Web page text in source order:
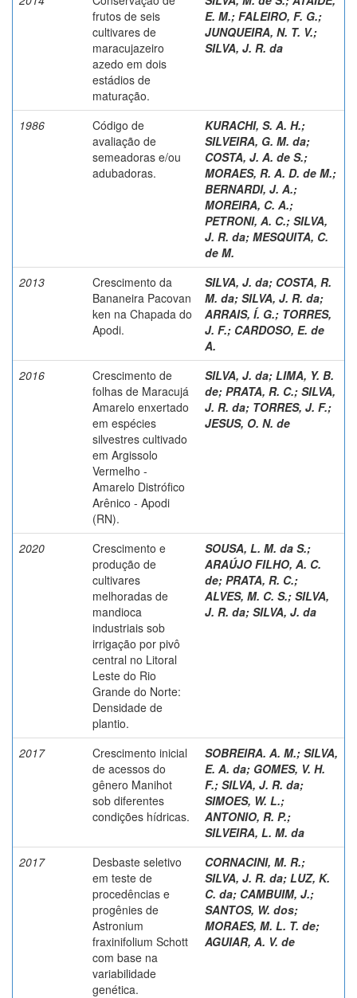
frutos de seis
cultivares de
maracujazeiro
azedo em dois
estádios de
maturação.
E. M.; FALEIRO, F. G.;
JUNQUEIRA, N. T. V.;
SILVA, J. R. da
1986
Código de
avaliação de
semeadoras e/ou
adubadoras.
KURACHI, S. A. H.;
SILVEIRA, G. M. da;
COSTA, J. A. de S.;
MORAES, R. A. D. de M.;
BERNARDI, J. A.;
MOREIRA, C. A.;
PETRONI, A. C.; SILVA,
J. R. da; MESQUITA, C.
de M.
2013
Crescimento da
Bananeira Pacovan
ken na Chapada do
Apodi.
SILVA, J. da; COSTA, R.
M. da; SILVA, J. R. da;
ARRAIS, Í. G.; TORRES,
J. F.; CARDOSO, E. de
A.
2016
Crescimento de
folhas de Maracujá
Amarelo enxertado
em espécies
silvestres cultivado
em Argissolo
Vermelho -
Amarelo Distrófico
Arênico - Apodi
(RN).
SILVA, J. da; LIMA, Y. B.
de; PRATA, R. C.; SILVA,
J. R. da; TORRES, J. F.;
JESUS, O. N. de
2020
Crescimento e
produção de
cultivares
melhoradas de
mandioca
industriais sob
irrigação por pivô
central no Litoral
Leste do Rio
Grande do Norte:
Densidade de
plantio.
SOUSA, L. M. da S.;
ARAÚJO FILHO, A. C.
de; PRATA, R. C.;
ALVES, M. C. S.; SILVA,
J. R. da; SILVA, J. da
2017
Crescimento inicial
de acessos do
gênero Manihot
sob diferentes
condições hídricas.
SOBREIRA. A. M.; SILVA,
E. A. da; GOMES, V. H.
F.; SILVA, J. R. da;
SIMOES, W. L.;
ANTONIO, R. P.;
SILVEIRA, L. M. da
2017
Desbaste seletivo
em teste de
procedências e
progênies de
Astronium
fraxinifolium Schott
com base na
variabilidade
genética.
CORNACINI, M. R.;
SILVA, J. R. da; LUZ, K.
C. da; CAMBUIM, J.;
SANTOS, W. dos;
MORAES, M. L. T. de;
AGUIAR, A. V. de